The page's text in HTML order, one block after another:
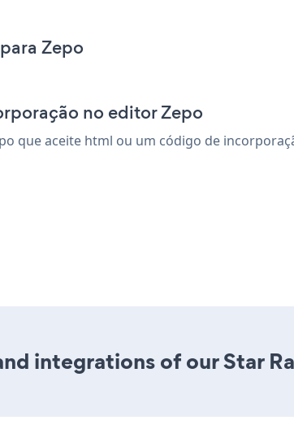
Zepo
no editor Zepo
que aceite html ou um código de
integrations of our Star